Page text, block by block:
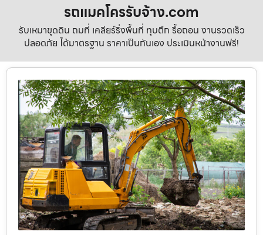
รถแมคโครรับจ้าง.com
รับเหมาขุดดิน ถมที่ เคลียร์ริ่งพื้นที่ ทุบตึก รื้อถอน งานรวดเร็ว
ปลอดภัย ได้มาตรฐาน ราคาเป็นกันเอง ประเมินหน้างานฟรี!